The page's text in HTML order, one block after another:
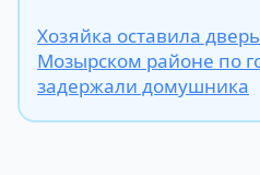
Хозяйка оставила
Мозырском районе по
задержали домушника